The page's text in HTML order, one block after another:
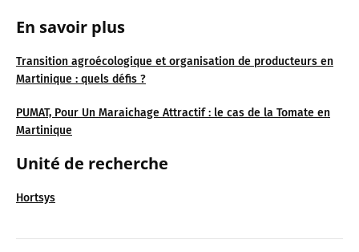
En savoir plus
Transition agroécologique et organisation de producteurs en
Martinique : quels défis ?
PUMAT, Pour Un Maraichage Attractif : le cas de la Tomate en
Martinique
Unité de recherche
Hortsys